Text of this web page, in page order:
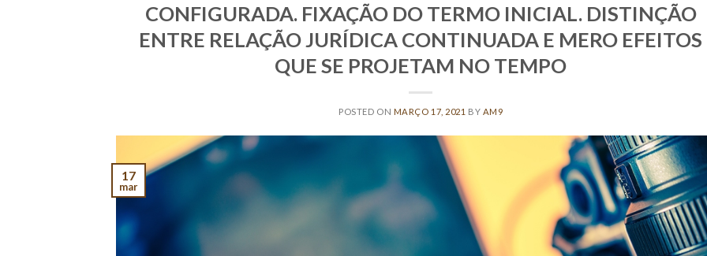
CONFIGURADA. FIXAÇÃO DO TERMO INICIAL. DISTINÇÃO
ENTRE RELAÇÃO JURÍDICA CONTINUADA E MERO EFEITOS
QUE SE PROJETAM NO TEMPO
POSTED ON MARÇO 17, 2021 BY AM9
17
mar